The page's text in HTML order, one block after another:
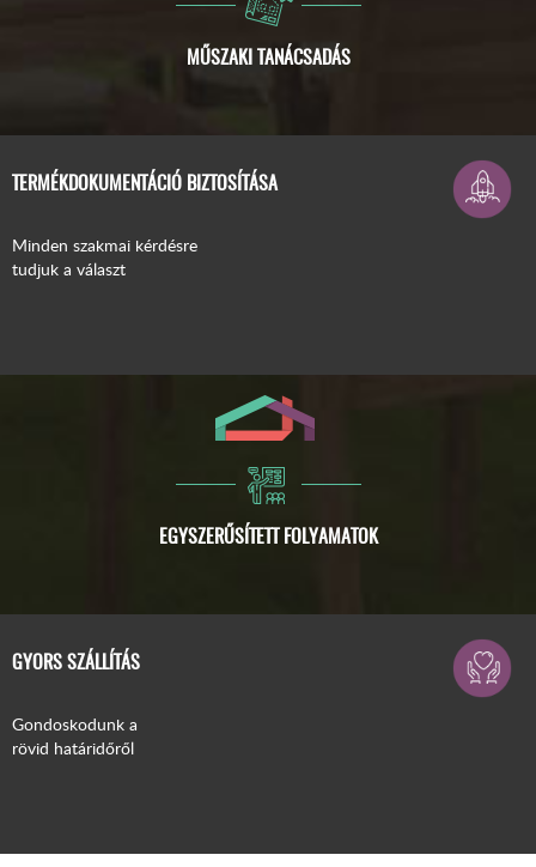
TERMÉKDOKUMENTÁCIÓ BIZTOSÍTÁSA
Minden szakmai kérdésre
tudjuk a választ
GYORS SZÁLLÍTÁS
Gondoskodunk a
rövid határidőről